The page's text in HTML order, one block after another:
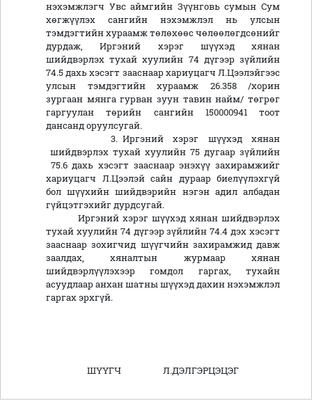
нэхэмжлэгч Увс аймгийн Зүүнговь сумын Сум
хөгжүүлэх сангийн нэхэмжлэл нь улсын
тэмдэгтийн хураамж төлөхөөс чөлөөлөгдсөнийг
дурдаж, Иргэний хэрэг шүүхэд хянан
шийдвэрлэх тухай хуулийн 74 дүгээр зүйлийн
74.5 дахь хэсэгт зааснаар хариуцагч Л.Цээлэйгээс
улсын тэмдэгтийн хураамж 26.358 /хорин
зургаан мянга гурван зуун тавин найм/ төгрөг
гаргуулан төрийн сангийн 150000941 тоот
дансанд оруулсугай.
3. Иргэний хэрэг шүүхэд хянан
шийдвэрлэх тухай хуулийн 75 дугаар зүйлийн
75.6 дахь хэсэгт зааснаар энэхүү захирамжийг
хариуцагч Л.Цээлэй сайн дураар биелүүлэхгүй
бол шүүхийн шийдвэрийн нэгэн адил албадан
гүйцэтгэхийг дурдсугай.
Иргэний хэрэг шүүхэд хянан шийдвэрлэх
тухай хуулийн 74 дүгээр зүйлийн 74.4 дэх хэсэгт
зааснаар зохигчид шүүгчийн захирамжид давж
заалдах, хяналтын журмаар хянан
шийдвэрлүүлэхээр гомдол гаргах, тухайн
асуудлаар анхан шатны шүүхэд дахин нэхэмжлэл
гаргах эрхгүй.
ШҮҮГЧ Л.ДЭЛГЭРЦЭЦЭГ